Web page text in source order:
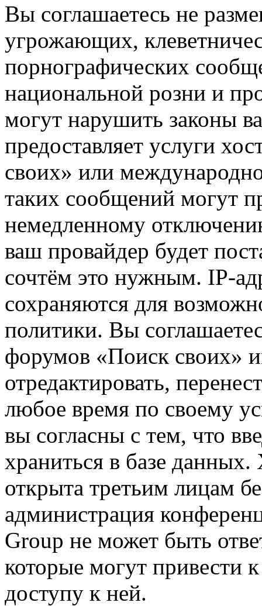
Вы соглашаетесь не
угрожающих,
порнографических
национальной розни и
могут нарушить законы
предоставляет услуги
своих» или
таких сообщений могут
немедленному
ваш провайдер будет
сочтём это нужным. IP-
сохраняются для
политики. Вы
форумов «Поиск своих»
отредактировать,
любое время по своему
вы согласны с тем, что
храниться в базе
открыта третьим лицам
администрация
Group не может быть
которые могут привести
доступу к ней.